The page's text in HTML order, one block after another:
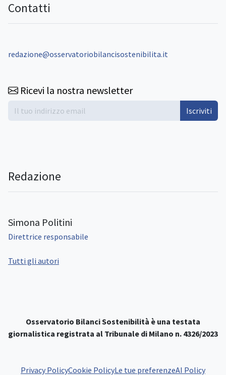
Contatti
redazione@osservatoriobilancisostenibilita.it
Ricevi la nostra newsletter
Iscriviti
Redazione
Simona Politini
Direttrice responsabile
Tutti gli autori
Osservatorio Bilanci Sostenibilità è una testata
giornalistica registrata al Tribunale di Milano n. 4326/2023
Privacy PolicyCookie PolicyLe tue preferenzeAI Policy